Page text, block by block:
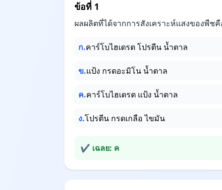
ข้อที่ 1
ผลผลิตที่ได้จากการสังเคราะห์แสงของพืช
ก.คาร์โบไฮเดรต โปรตีน น้ำตาล
ข.แป้ง กรดอะมิโน น้ำตาล
ค.คาร์โบไฮเดรต แป้ง น้ำตาล
ง.โปรตีน กรดเกลือ ไขมัน
✔ เฉลย: ค